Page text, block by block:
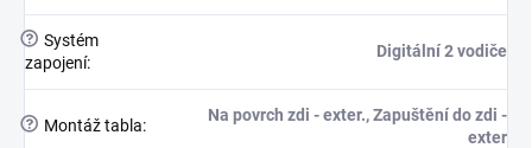
? Systém
zapojení:
Digitální 2 vodiče
? Montáž tabla:
Na povrch zdi - exter., Zapuštění do zdi -
exter